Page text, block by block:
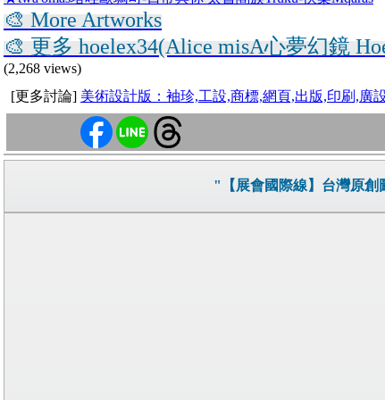
🎨 More Artworks
🎨 更多 hoelex34(Alice misA心夢幻鏡
(2,268 views)
[更多討論] 美術設計版：袖珍,工設,商標,網頁,出版,印刷,廣
"【展會國際線】台灣原創